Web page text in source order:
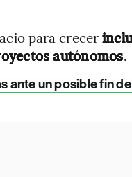
para crecer
autónomos.
ante un posible fin